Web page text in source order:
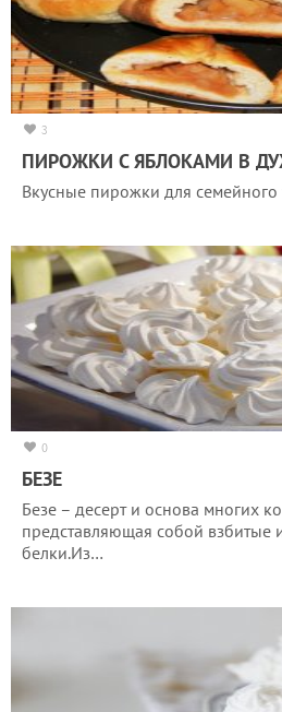
3
ПИРОЖКИ С ЯБЛОКАМИ В
Вкусные пирожки для
0
БЕЗЕ
Безе – десерт и основа многих
представляющая собой взбитые
белки.Из…